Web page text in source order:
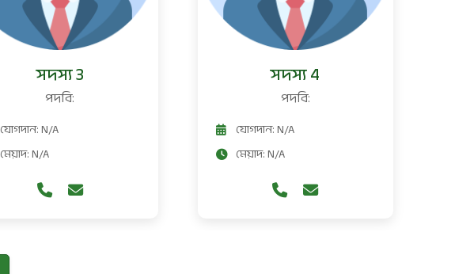
সদস্য 3
পদবি:
যোগদান: N/A
মেয়াদ: N/A
সদস্য 4
পদবি:
যোগদান: N/A
মেয়াদ: N/A